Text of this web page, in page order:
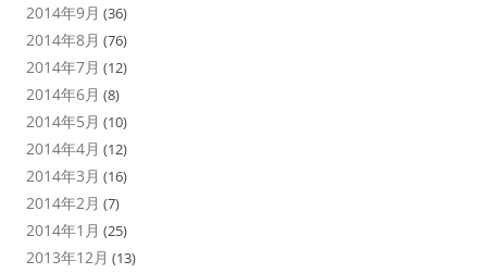
2014年9月 (36)
2014年8月 (76)
2014年7月 (12)
2014年6月 (8)
2014年5月 (10)
2014年4月 (12)
2014年3月 (16)
2014年2月 (7)
2014年1月 (25)
2013年12月 (13)